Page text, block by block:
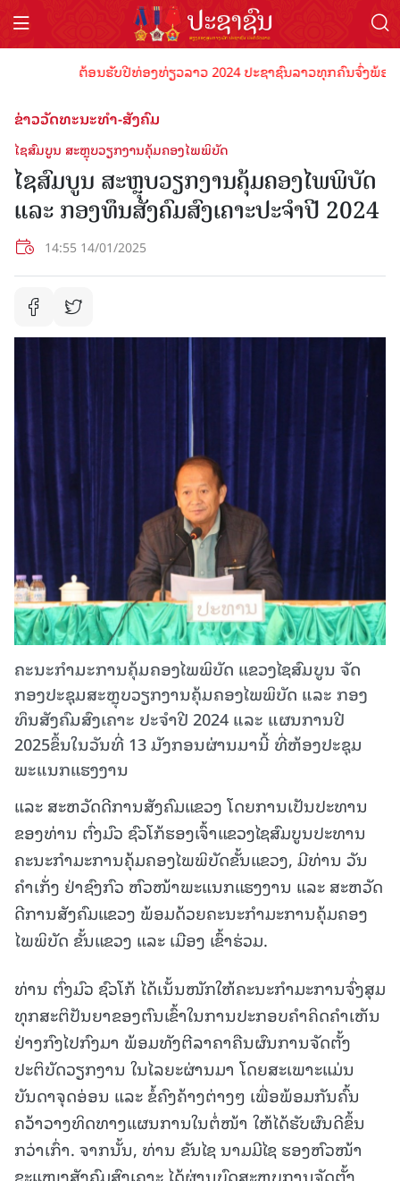
ຕ້ອນຮັບປີທ່ອງທ່ຽວລາວ 2024 ປະຊາຊົນລາວທຸກຄົນຈົ່ງພ້ອມເ
ຂ່າວວັດທະນະທຳ-ສັງຄົມ
ໄຊສົມບູນ ສະຫຼຸບວຽກງານຄຸ້ມຄອງໄພພິບັດ
ໄຊສົມບູນ ສະຫຼຸບວຽກງານຄຸ້ມຄອງໄພພິບັດ
ແລະ ກອງທຶນສັງຄົມສົງເຄາະປະຈໍາປີ 2024
14:55 14/01/2025
ຄະນະກຳມະການຄຸ້ມຄອງໄພພິບັດ ແຂວງໄຊສົມບູນ ຈັດ
ກອງປະຊຸມສະຫຼຸບວຽກງານຄຸ້ມຄອງໄພພິບັດ ແລະ ກອງ
ທຶນສັງຄົມສົງເຄາະ ປະຈໍາປີ 2024 ແລະ ແຜນການປີ
2025ຂຶ້ນໃນວັນທີ່ 13 ມັງກອນຜ່ານມານີ້ ທີ່ຫ້ອງປະຊຸມ
ພະແນກແຮງງານ
ແລະ ສະຫວັດດີການສັງຄົມແຂວງ ໂດຍການເປັນປະທານ
ຂອງທ່ານ ຕົ່ງມົວ ຊົວໂກ້ຮອງເຈົ້າແຂວງໄຊສົມບູນປະທານ
ຄະນະກຳມະການຄຸ້ມຄອງໄພພິບັດຂັ້ນແຂວງ, ມີທ່ານ ວັນ
ຄຳເກັ່ງ ຢ່າຊົງກົວ ຫົວໜ້າພະແນກແຮງງານ ແລະ ສະຫວັດ
ດີການສັງຄົມແຂວງ ພ້ອມດ້ວຍຄະນະກຳມະການຄຸ້ມຄອງ
ໄພພິບັດ ຂັ້ນແຂວງ ແລະ ເມືອງ ເຂົ້າຮ່ວມ.
ທ່ານ ຕົ່ງມົວ ຊົວໂກ້ ໄດ້ເນັ້ນໜັກໃຫ້ຄະນະກຳມະການຈົ່ງສຸມ
ທຸກສະຕິປັນຍາຂອງຕົນເຂົ້າໃນການປະກອບຄໍາຄິດຄໍາເຫັນ
ຢ່າງກົງໄປກົງມາ ພ້ອມທັງຕີລາຄາຄືນຜົນການຈັດຕັ້ງ
ປະຕິບັດວຽກງານ ໃນໄລຍະຜ່ານມາ ໂດຍສະເພາະແມ່ນ
ບັນດາຈຸດອ່ອນ ແລະ ຂໍ້ຄົງຄ້າງຕ່າງໆ ເພື່ອພ້ອມກັນຄົ້ນ
ຄວ້າວາງທິດທາງແຜນການໃນຕໍ່ໜ້າ ໃຫ້ໄດ້ຮັບຜົນດີຂຶ້ນ
ກວ່າເກົ່າ. ຈາກນັ້ນ, ທ່ານ ຂັນໄຊ ນາມມີໄຊ ຮອງຫົວໜ້າ
ຂະແໜງສັງຄົມສົງເຄາະ ໄດ້ຜ່ານບົດສະຫຼຸບການຈັດຕັ້ງ